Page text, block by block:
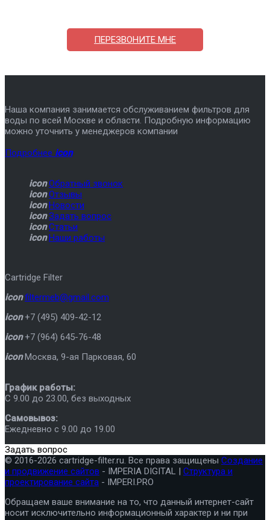
ПЕРЕЗВОНИТЕ МНЕ
Наша компания занимается обслуживанием фильтров для
воды по всей Москве и области. Подробную информацию
можно уточнить у менеджеров компании
Подробнее icon
icon Обратный звонок
icon Отзывы
icon Новости
icon Задать вопрос
icon Статьи
icon Наши работы
Cartridge Filter
icon filtermeb@gmail.com
icon +7 (495) 409-42-12
icon +7 (964) 645-76-48
icon Москва, 9-ая Парковая, 60
График работы:
C 9.00 до 23.00, без выходных
Самовывоз:
Ежедневно с 9.00 до 19.00
Задать вопрос
© 2016-2026 cartridge-filter.ru. Все права защищены Создание
и продвижение сайтов - IMPERIA DIGITAL | Структура и
проектирование сайта - IMPERI.PRO
Обращаем ваше внимание на то, что данный интернет-сайт
носит исключительно информационный характер и ни при